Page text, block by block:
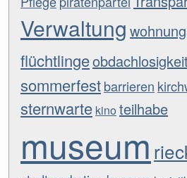
Verwaltung
flüchtlingeobdachlosigkeit
sommerfestbarrieren
sternwarte kino teilhabe
museum